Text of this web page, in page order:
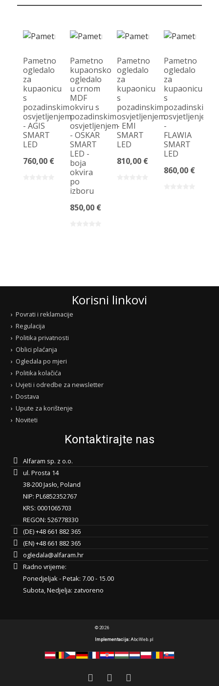
Pametno
ogledalo
za
kupaonicu
s
pozadinskim
osvjetljenjem
- AGIS
SMART
LED
760,00 €
Pametno
kupaonsko
ogledalo
u crnom
MDF
okviru s
pozadinskim
osvjetljenjem
- OSKAR
SMART
LED -
boja
okvira
po
izboru
850,00 €
Pametno
ogledalo
za
kupaonicu
s
pozadinskim
osvjetljenjem
- EMI
SMART
LED
810,00 €
Pametno
ogledalo
za
kupaonicu
s
pozadinskim
osvjetljenjem
-
FLAWIA
SMART
LED
860,00 €
Korisni linkovi
Povrati i reklamacije
Regulacija
Politika privatnosti
Oblici plaćanja
Ogledala po mjeri
Politika kolačića
Uvjeti i odredbe za newsletter
Dostava
Upute za korištenje
Noviteti
Kontaktirajte nas
Alfaram sp. z o.o.
ul. Prosta 14
38-200 Jasło, Poland
NIP: PL6852352767
KRS: 0001065703
REGON: 526778330
(DE) +48 661 882 365
(EN) +48 661 882 365
ogledala@alfaram.hr
Radno vrijeme:
Ponedjeljak - Petak: 7.00 - 15.00
Subota, Nedjelja: zatvoreno
© 2026
Implementacija:AbcWeb.pl